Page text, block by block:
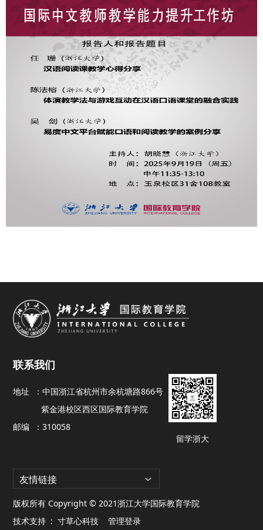
联系我们
地址 ：中国浙江省杭州市余杭塘路866号
紫金港校区西区国际教育学院
邮编 ：310058
留学浙大
友情链接
版权所有 Copyright © 2021浙江大学国际教育学院
技术支持 :寸草心科技 管理登录